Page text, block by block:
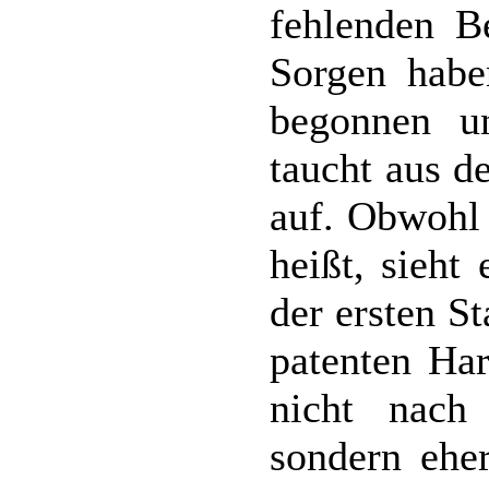
fehlenden
Sorgen
begonnen
taucht aus
auf.
heißt, sieht
der ersten
patenten
nicht nach
sondern